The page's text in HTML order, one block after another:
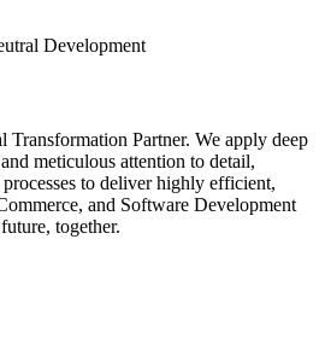
Development
Partner. We apply deep
meticulous attention to detail,
to deliver highly efficient,
and Software Development
together.